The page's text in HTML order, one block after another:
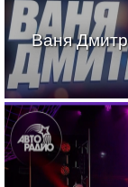
Ваня